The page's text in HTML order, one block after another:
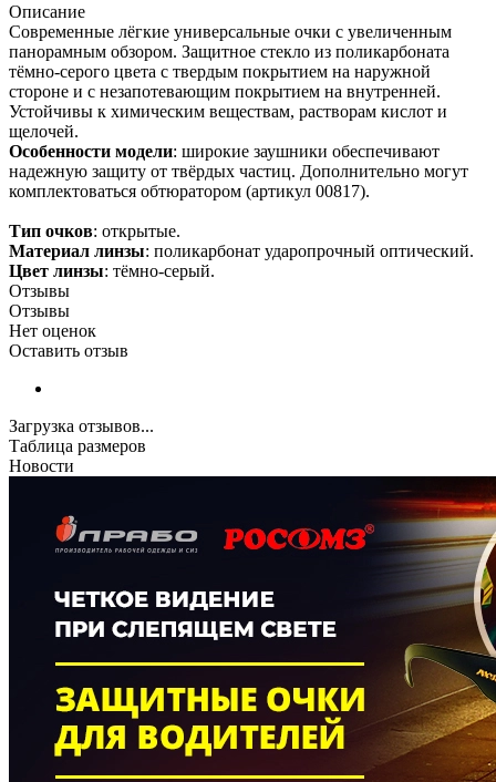
Описание
Современные лёгкие универсальные очки с увеличенным
панорамным обзором. Защитное стекло из поликарбоната
тёмно-серого цвета с твердым покрытием на наружной
стороне и с незапотевающим покрытием на внутренней.
Устойчивы к химическим веществам, растворам кислот и
щелочей.
Особенности модели: широкие заушники обеспечивают
надежную защиту от твёрдых частиц. Дополнительно могут
комплектоваться обтюратором (артикул 00817).
Тип очков: открытые.
Материал линзы: поликарбонат ударопрочный оптический.
Цвет линзы: тёмно-серый.
Отзывы
Отзывы
Нет оценок
Оставить отзыв
Загрузка отзывов...
Таблица размеров
Новости